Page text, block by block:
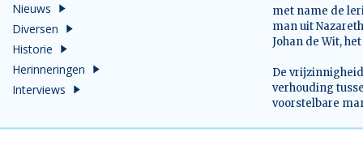
Nieuws
Diversen
Historie
Herinneringen
Interviews
met name de
man uit
Johan de Wit,
De
verhouding
voorstelbare